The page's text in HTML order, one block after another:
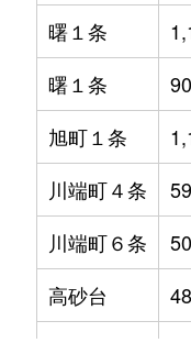
曙１条
曙１条
旭町１条
川端町４条
川端町６条
高砂台